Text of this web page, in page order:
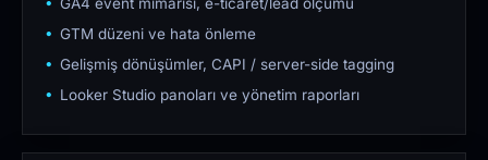
GA4 event mimarisi, e-ticaret/lead ölçümü
GTM düzeni ve hata önleme
Gelişmiş dönüşümler, CAPI / server-side tagging
Looker Studio panoları ve yönetim raporları